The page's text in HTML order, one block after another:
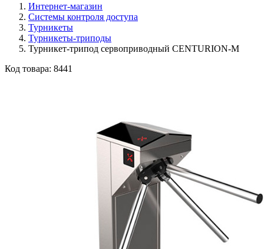
Интернет-магазин
Системы контроля доступа
Турникеты
Турникеты-триподы
Турникет-трипод сервоприводный CENTURION-M
Код товара: 8441